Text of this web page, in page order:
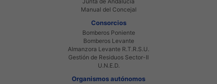
Manual del Concejal
Consorcios
Bomberos Poniente
Bomberos Levante
Almanzora Levante R.T.R.S.U.
Gestión de Residuos Sector-II
U.N.E.D.
Organismos autónomos